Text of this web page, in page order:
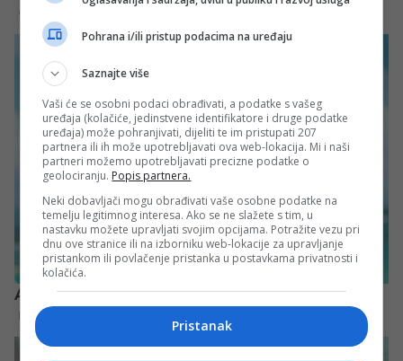
Pohrana i/ili pristup podacima na uređaju
Saznajte više
Vaši će se osobni podaci obrađivati, a podatke s vašeg
uređaja (kolačiće, jedinstvene identifikatore i druge podatke
uređaja) može pohranjivati, dijeliti te im pristupati 207
partnera ili ih može upotrebljavati ova web-lokacija. Mi i naši
partneri možemo upotrebljavati precizne podatke o
geolociranju. Popis partnera.
Neki dobavljači mogu obrađivati vaše osobne podatke na
temelju legitimnog interesa. Ako se ne slažete s tim, u
nastavku možete upravljati svojim opcijama. Potražite vezu pri
dnu ove stranice ili na izborniku web-lokacije za upravljanje
pristankom ili povlačenje pristanka u postavkama privatnosti i
kolačića.
Pristanak